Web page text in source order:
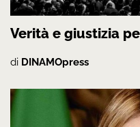
Verità e giustizia
di DINAMOpress